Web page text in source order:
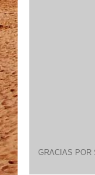
GRACIAS POR